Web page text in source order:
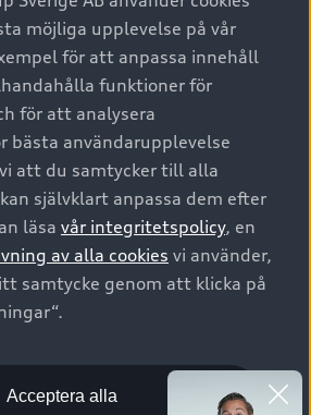
- så gott som nya
online
din Audi
ned - Hur påverkas min bil av detta?
serviceverkstad
All Rights Reserved.
Juridiskt Audi AG
Giveaway
för cookies
möjliga upplevelse på vår
för att anpassa innehåll
funktioner för
för att analysera
bästa användarupplevelse
att du samtycker till alla
självklart anpassa dem efter
läsa vår integritetspolicy, en
av alla cookies vi använder,
samtycke genom att klicka på
Acceptera alla